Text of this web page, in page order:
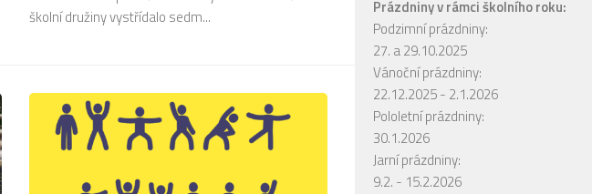
školní družiny vystřídalo sedm...
Prázdniny v rámci školního roku:
Podzimní prázdniny:
27. a 29.10.2025
Vánoční prázdniny:
22.12.2025 - 2.1.2026
Pololetní prázdniny:
30.1.2026
Jarní prázdniny:
9.2. - 15.2.2026